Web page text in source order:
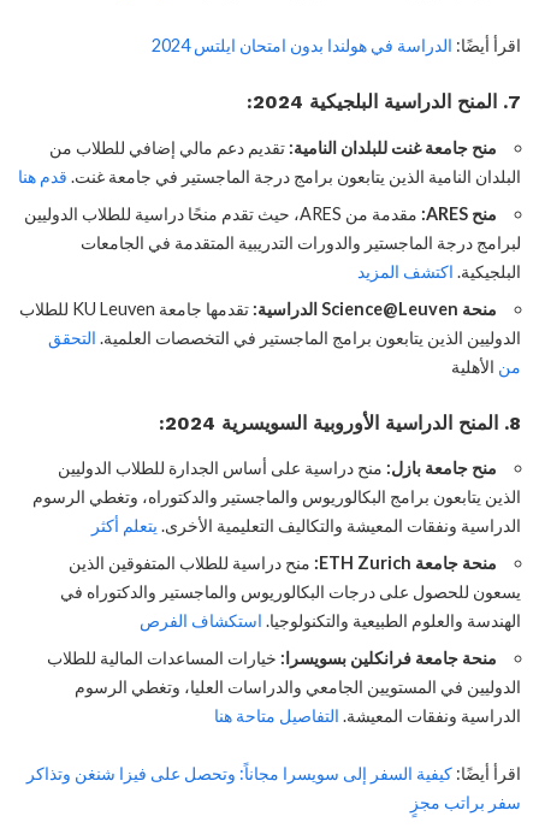
اقرأ أيضًا: الدراسة في هولندا بدون امتحان ايلتس 2024
7. المنح الدراسية البلجيكية 2024:
منح جامعة غنت للبلدان النامية: تقديم دعم مالي إضافي للطلاب من
البلدان النامية الذين يتابعون برامج درجة الماجستير في جامعة غنت. قدم هنا
منح ARES:
مقدمة من ARES، حيث تقدم منحًا دراسية للطلاب الدوليين
لبرامج درجة الماجستير والدورات التدريبية المتقدمة في الجامعات
البلجيكية. اكتشف المزيد
منحة Science@Leuven الدراسية:
تقدمها جامعة KU Leuven للطلاب
الدوليين الذين يتابعون برامج الماجستير في التخصصات العلمية. التحقق
من الأهلية
8. المنح الدراسية الأوروبية السويسرية 2024:
منح جامعة بازل: منح دراسية على أساس الجدارة للطلاب الدوليين
الذين يتابعون برامج البكالوريوس والماجستير والدكتوراه، وتغطي الرسوم
الدراسية ونفقات المعيشة والتكاليف التعليمية الأخرى. يتعلم أكثر
منحة جامعة ETH Zurich:
منح دراسية للطلاب المتفوقين الذين
يسعون للحصول على درجات البكالوريوس والماجستير والدكتوراه في
الهندسة والعلوم الطبيعية والتكنولوجيا. استكشاف الفرص
منحة جامعة فرانكلين بسويسرا: خيارات المساعدات المالية للطلاب
الدوليين في المستويين الجامعي والدراسات العليا، وتغطي الرسوم
الدراسية ونفقات المعيشة. التفاصيل متاحة هنا
اقرأ أيضًا: كيفية السفر إلى سويسرا مجاناً: وتحصل على فيزا شنغن وتذاكر
سفر براتب مجزٍ